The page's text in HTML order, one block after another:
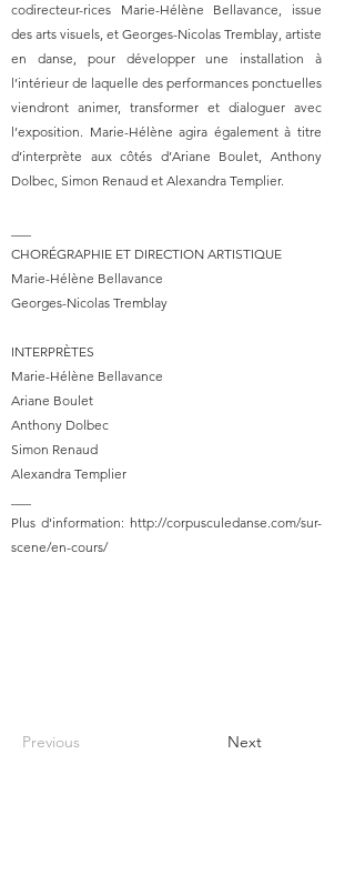
codirecteur-rices Marie-Hélène Bellavance, issue
des arts visuels, et Georges-Nicolas Tremblay, artiste
en danse, pour développer une installation à
l’intérieur de laquelle des performances ponctuelles
viendront animer, transformer et dialoguer avec
l’exposition. Marie-Hélène agira également à titre
d’interprète aux côtés d’Ariane Boulet, Anthony
Dolbec, Simon Renaud et Alexandra Templier.
CHORÉGRAPHIE ET DIRECTION ARTISTIQUE
Marie-Hélène Bellavance
Georges-Nicolas Tremblay
INTERPRÈTES
Marie-Hélène Bellavance
Ariane Boulet
Anthony Dolbec
Simon Renaud
Alexandra Templier
Plus d'information: http://corpusculedanse.com/sur-
scene/en-cours/
Previous Next